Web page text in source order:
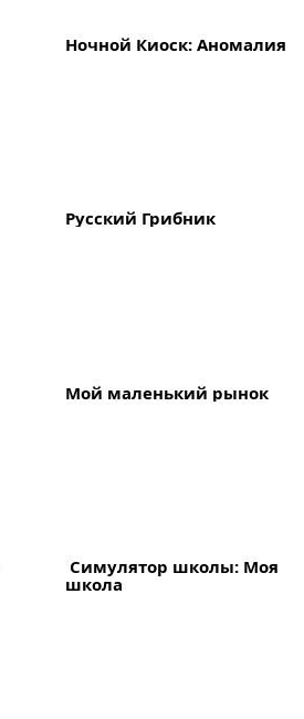
Ночной Киоск: Аномалия
Русский Грибник
Мой маленький рынок
Симулятор школы: Моя
школа